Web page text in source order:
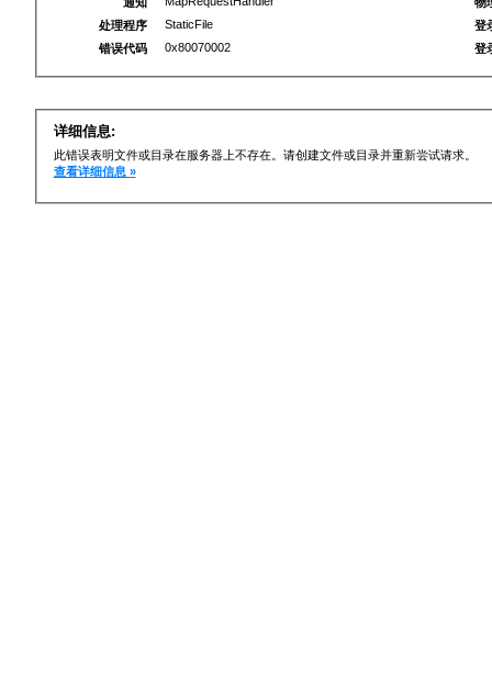
处理程序
StaticFile
错误代码
0x80070002
登
登
详细信息:
此错误表明文件或目录在服务器上不存在。请创建文件或目录并重新尝试请求。
查看详细信息 »